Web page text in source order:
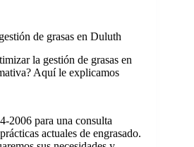
de grasas en Duluth
la gestión de grasas en
Aquí le explicamos
2006 para una consulta
actuales de engrasado.